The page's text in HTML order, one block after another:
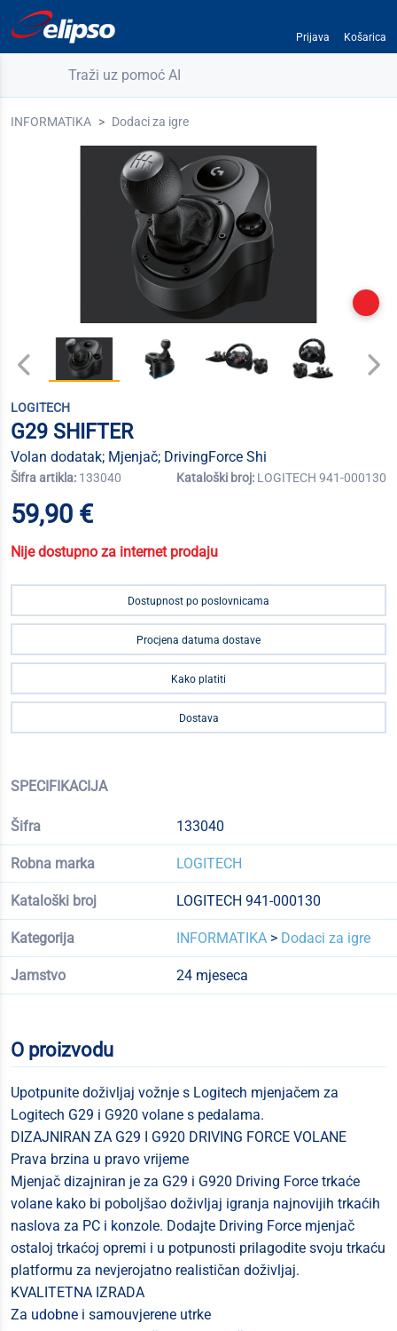
Prijava Košarica
Traži uz pomoć AI
INFORMATIKA Dodaci za igre
LOGITECH
G29 SHIFTER
Volan dodatak; Mjenjač; DrivingForce Shi
Šifra artikla: 133040 Kataloški broj: LOGITECH 941-000130
59,90 €
Nije dostupno za internet prodaju
Dostupnost po poslovnicama
Procjena datuma dostave
Kako platiti
Dostava
SPECIFIKACIJA
Šifra 133040
Robna marka LOGITECH
Kataloški broj LOGITECH 941-000130
Kategorija INFORMATIKA> Dodaci za igre
Jamstvo 24 mjeseca
O proizvodu
Upotpunite doživljaj vožnje s Logitech mjenjačem za
Logitech G29 i G920 volane s pedalama.
DIZAJNIRAN ZA G29 I G920 DRIVING FORCE VOLANE
Prava brzina u pravo vrijeme
Mjenjač dizajniran je za G29 i G920 Driving Force trkaće
volane kako bi poboljšao doživljaj igranja najnovijih trkaćih
naslova za PC i konzole. Dodajte Driving Force mjenjač
ostaloj trkaćoj opremi i u potpunosti prilagodite svoju trkaću
platformu za nevjerojatno realističan doživljaj.
KVALITETNA IZRADA
Za udobne i samouvjerene utrke